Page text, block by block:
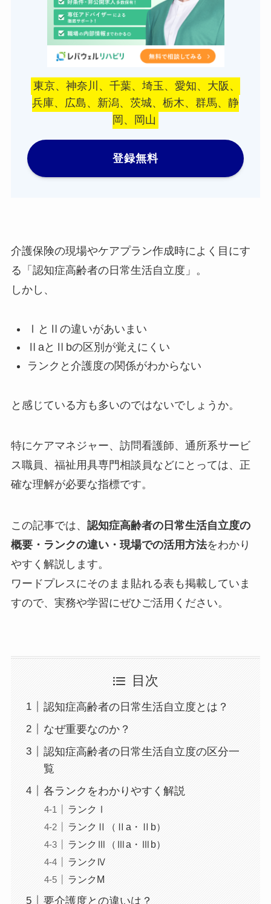
東京、神奈川、千葉、埼玉、愛知、大阪、
兵庫、広島、新潟、茨城、栃木、群馬、静
岡、岡山
登録無料
介護保険の現場やケアプラン作成時によく目にす
る「認知症高齢者の日常生活自立度」。
しかし、
ⅠとⅡの違いがあいまい
ⅡaとⅡbの区別が覚えにくい
ランクと介護度の関係がわからない
と感じている方も多いのではないでしょうか。
特にケアマネジャー、訪問看護師、通所系サービ
ス職員、福祉用具専門相談員などにとっては、正
確な理解が必要な指標です。
この記事では、 認知症高齢者の日常生活自立度の
概要・ランクの違い・現場での活用方法をわかり
やすく解説します。
ワードプレスにそのまま貼れる表も掲載していま
すので、実務や学習にぜひご活用ください。
目次
認知症高齢者の日常生活自立度とは？
なぜ重要なのか？
認知症高齢者の日常生活自立度の区分一
覧
各ランクをわかりやすく解説
ランクⅠ
ランクⅡ（Ⅱa・Ⅱb）
ランクⅢ（Ⅲa・Ⅲb）
ランクⅣ
ランクM
要介護度との違いは？